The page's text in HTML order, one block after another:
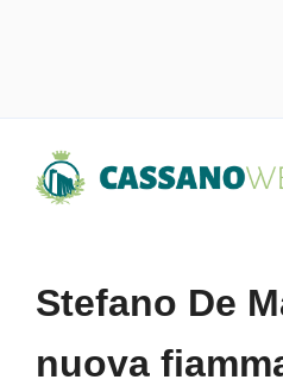
Stefano De
nuova